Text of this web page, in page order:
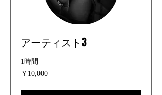
アーティスト3
1時間
10,000
円
￥10,000